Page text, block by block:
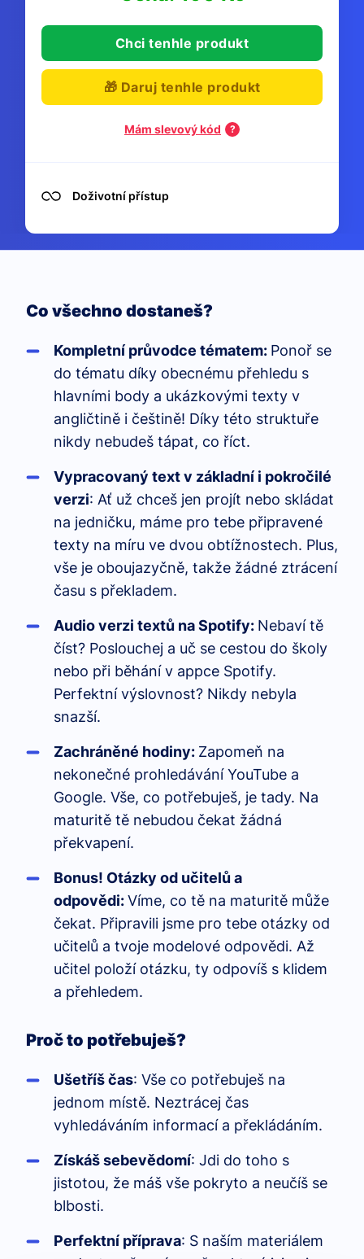
Chci tenhle produkt
🎁 Daruj tenhle produkt
Mám slevový kód
Doživotní přístup
Co všechno dostaneš?
Kompletní průvodce tématem: Ponoř se
do tématu díky obecnému přehledu s
hlavními body a ukázkovými texty v
angličtině i češtině! Díky této struktuře
nikdy nebudeš tápat, co říct.
Vypracovaný text v základní i pokročilé
verzi: Ať už chceš jen projít nebo skládat
na jedničku, máme pro tebe připravené
texty na míru ve dvou obtížnostech. Plus,
vše je oboujazyčně, takže žádné ztrácení
času s překladem.
Audio verzi textů na Spotify: Nebaví tě
číst? Poslouchej a uč se cestou do školy
nebo při běhání v appce Spotify.
Perfektní výslovnost? Nikdy nebyla
snazší.
Zachráněné hodiny: Zapomeň na
nekonečné prohledávání YouTube a
Google. Vše, co potřebuješ, je tady. Na
maturitě tě nebudou čekat žádná
překvapení.
Bonus! Otázky od učitelů a
odpovědi:Víme, co tě na maturitě může
čekat. Připravili jsme pro tebe otázky od
učitelů a tvoje modelové odpovědi. Až
učitel položí otázku, ty odpovíš s klidem
a přehledem.
Proč to potřebuješ?
Ušetříš čas: Vše co potřebuješ na
jednom místě. Neztrácej čas
vyhledáváním informací a překládáním.
Získáš sebevědomí: Jdi do toho s
jistotou, že máš vše pokryto a neučíš se
blbosti.
Perfektní příprava: S naším materiálem